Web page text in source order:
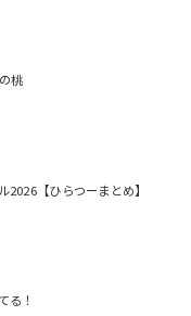
桃
【ひらつーまとめ】
る！